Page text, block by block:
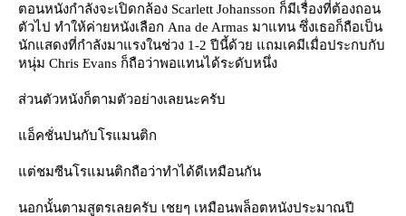
ตอนหนังกำลังจะเปิดกล้อง Scarlett Johansson ก็มีเรื่องที่ต้องถอน
ตัวไป ทำให้ค่ายหนังเลือก Ana de Armas มาแทน ซึ่งเธอก็ถือเป็น
นักแสดงที่กำลังมาแรงในช่วง 1-2 ปีนี้ด้วย แถมเคมีเมื่อประกบกับ
หนุ่ม Chris Evans ก็ถือว่าพอแทนได้ระดับหนึ่ง
ส่วนตัวหนังก็ตามตัวอย่างเลยนะครับ
อ็คชั่นปนกับโรแมนติก
ต่ชมซีนโรแมนติกถือว่าทำได้ดีเหมือนกัน
นอกนั้นตามสูตรเลยครับ เชยๆ เหมือนพล็อตหนังประมาณปี